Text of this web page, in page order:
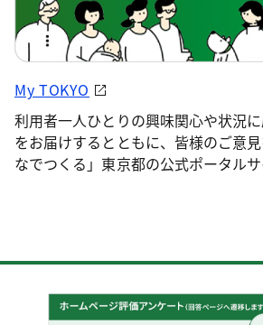
My TOKYO
利用者一人ひとりの興味関心や状況
をお届けするとともに、皆様のご意
なでつくる」東京都の公式ポータルサ